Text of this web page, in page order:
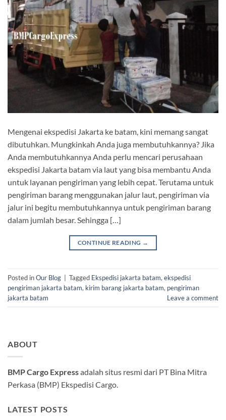
Mengenai ekspedisi Jakarta ke batam, kini memang sangat
dibutuhkan. Mungkinkah Anda juga membutuhkannya? Jika
Anda membutuhkannya Anda perlu mencari perusahaan
ekspedisi Jakarta batam via laut yang bisa membantu Anda
untuk layanan pengiriman yang lebih cepat. Terutama untuk
pengiriman barang menggunakan jalur laut, pengiriman via
jalur ini begitu membutuhkannya untuk pengiriman barang
dalam jumlah besar. Sehingga […]
CONTINUE READING →
Posted inOur Blog Tagged Ekspedisi jakarta batam, ekspedisi
pengiriman jakarta batam, kirim barang jakarta batam, pengiriman
jakarta batam
Leave a comment
ABOUT
BMP Cargo Expressadalah situs resmi dari PT Bina Mitra
Perkasa (BMP) Ekspedisi Cargo.
LATEST POSTS